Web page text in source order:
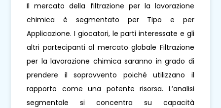
Il mercato della filtrazione per la lavorazione
chimica è segmentato per Tipo e per
Applicazione. I giocatori, le parti interessate e gli
altri partecipanti al mercato globale Filtrazione
per la lavorazione chimica saranno in grado di
prendere il sopravvento poiché utilizzano il
rapporto come una potente risorsa. L’analisi
segmentale si concentra su capacità